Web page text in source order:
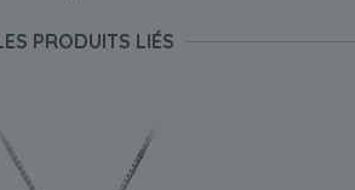
PRODUITS LIÉS